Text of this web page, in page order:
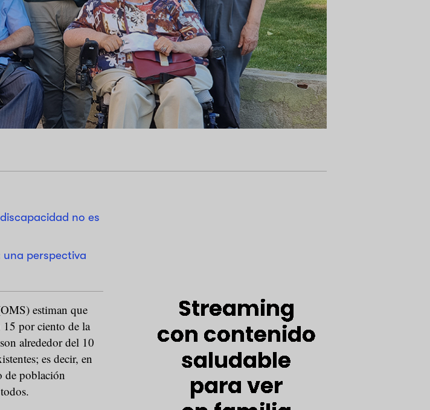
no es
perspectiva
estiman que
por ciento de la
alrededor del 10
es decir, en
de población